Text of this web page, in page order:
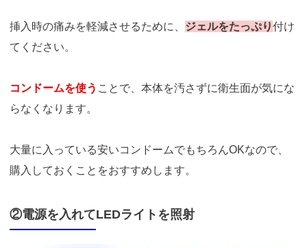
挿入時の痛みを軽減させるために、 ジェルをたっぷり付け
てください。
コンドームを使う ことで、本体を汚さずに衛生面が気にな
らなくなります。
大量に入っている安いコンドームでもちろんOKなので、
購入しておくことをおすすめします。
②電源を入れてLEDライトを照射